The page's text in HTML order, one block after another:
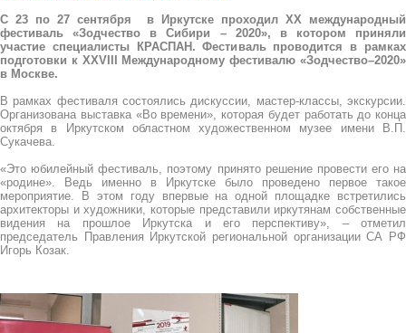
С 23 по 27 сентября в Иркутске проходил XX международный
фестиваль «Зодчество в Сибири – 2020», в котором приняли
участие специалисты КРАСПАН. Фестиваль проводится в рамках
подготовки к XXVIII Международному фестивалю «Зодчество–2020»
в Москве.
В рамках фестиваля состоялись дискуссии, мастер-классы, экскурсии.
Организована выставка «Во времени», которая будет работать до конца
октября в Иркутском областном художественном музее имени В.П.
Сукачева.
«Это юбилейный фестиваль, поэтому принято решение провести его на
«родине». Ведь именно в Иркутске было проведено первое такое
мероприятие. В этом году впервые на одной площадке встретились
архитекторы и художники, которые представили иркутянам собственные
видения на прошлое Иркутска и его перспективу», – отметил
председатель Правления Иркутской региональной организации СА РФ
Игорь Козак.